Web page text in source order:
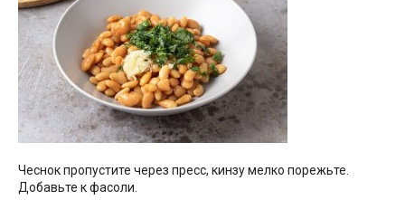
Чеснок пропустите через пресс, кинзу мелко порежьте.
Добавьте к фасоли.